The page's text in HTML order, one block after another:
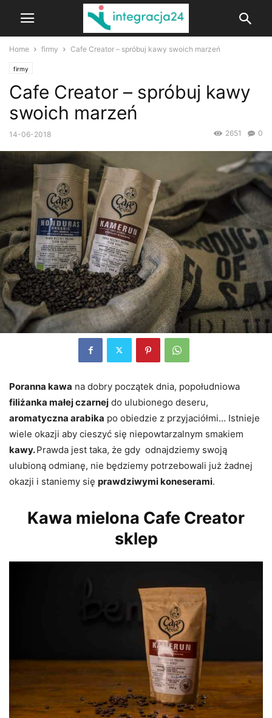
Home firmy Cafe Creator – spróbuj kawy swoich marzeń
firmy
Cafe Creator – spróbuj kawy
swoich marzeń
14-06-2018 0
2651
Poranna kawa na dobry początek dnia, popołudniowa
filiżanka małej czarnej do ulubionego deseru,
aromatyczna arabika po obiedzie z przyjaciółmi… Istnieje
wiele okazji aby cieszyć się niepowtarzalnym smakiem
kawy.Prawda jest taka, że gdy odnajdziemy swoją
ulubioną odmianę, nie będziemy potrzebowali już żadnej
okazji i staniemy się prawdziwymi koneserami.
Kawa mielona Cafe Creator
sklep